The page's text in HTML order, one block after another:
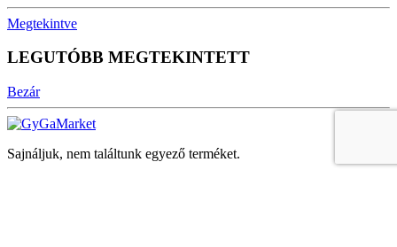
Megtekintve
LEGUTÓBB MEGTEKINTETT
Bezár
Sajnáljuk, nem találtunk egyező terméket.